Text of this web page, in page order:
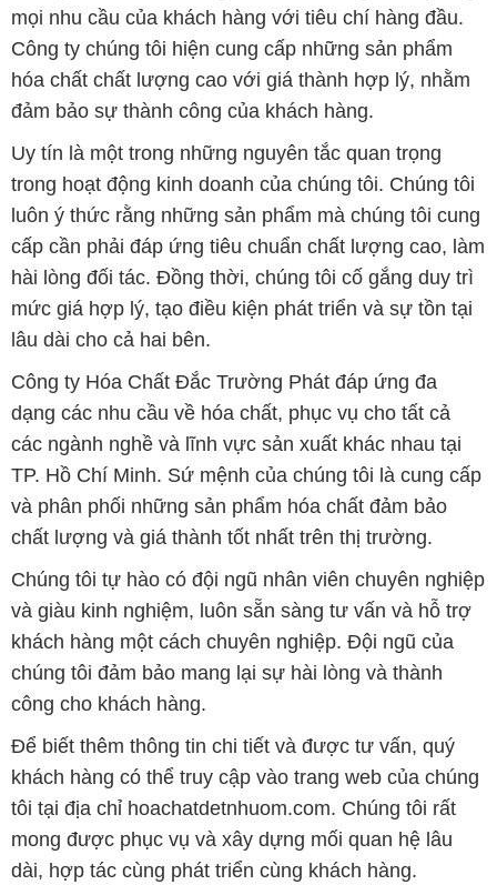
mọi nhu cầu của khách hàng với tiêu chí hàng đầu.
Công ty chúng tôi hiện cung cấp những sản phẩm
hóa chất chất lượng cao với giá thành hợp lý, nhằm
đảm bảo sự thành công của khách hàng.
Uy tín là một trong những nguyên tắc quan trọng
trong hoạt động kinh doanh của chúng tôi. Chúng tôi
luôn ý thức rằng những sản phẩm mà chúng tôi cung
cấp cần phải đáp ứng tiêu chuẩn chất lượng cao, làm
hài lòng đối tác. Đồng thời, chúng tôi cố gắng duy trì
mức giá hợp lý, tạo điều kiện phát triển và sự tồn tại
lâu dài cho cả hai bên.
Công ty Hóa Chất Đắc Trường Phát đáp ứng đa
dạng các nhu cầu về hóa chất, phục vụ cho tất cả
các ngành nghề và lĩnh vực sản xuất khác nhau tại
TP. Hồ Chí Minh. Sứ mệnh của chúng tôi là cung cấp
và phân phối những sản phẩm hóa chất đảm bảo
chất lượng và giá thành tốt nhất trên thị trường.
Chúng tôi tự hào có đội ngũ nhân viên chuyên nghiệp
và giàu kinh nghiệm, luôn sẵn sàng tư vấn và hỗ trợ
khách hàng một cách chuyên nghiệp. Đội ngũ của
chúng tôi đảm bảo mang lại sự hài lòng và thành
công cho khách hàng.
Để biết thêm thông tin chi tiết và được tư vấn, quý
khách hàng có thể truy cập vào trang web của chúng
tôi tại địa chỉ hoachatdetnhuom.com. Chúng tôi rất
mong được phục vụ và xây dựng mối quan hệ lâu
dài, hợp tác cùng phát triển cùng khách hàng.